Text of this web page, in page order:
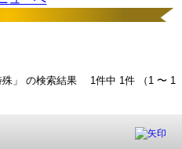
殊」 の検索結果 1件中 1件 （1 〜 1